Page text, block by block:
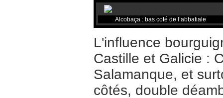
Alcobaça : bas coté de l’abbatiale
L'influence
Castille et Galicie :
Salamanque, et
côtés, double